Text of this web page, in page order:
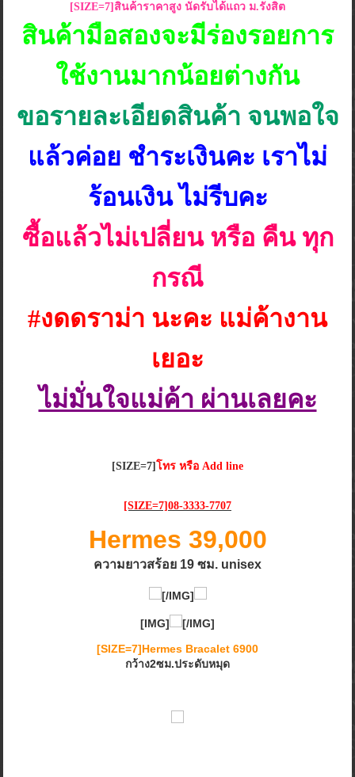
[SIZE=7]สินค้าราคาสูง นัดรับได้แถว ม.รังสิต
สินค้ามือสองจะมีร่องรอยการ
ใช้งานมากน้อยต่างกัน
ขอรายละเอียดสินค้า จนพอใจ
แล้วค่อย ชำระเงินคะ เราไม่
ร้อนเงิน ไม่รีบคะ
ซื้อแล้วไม่เปลี่ยน หรือ คืน ทุก
กรณี
#งดดราม่า นะคะ แม่ค้างาน
เยอะ
ไม่มั่นใจแม่ค้า ผ่านเลยคะ
[SIZE=7] โทร หรือ Add line
[SIZE=7]08-3333-7707
Hermes 39,000
ความยาวสร้อย 19 ซม. unisex
[/IMG]
[IMG]
[/IMG]
[SIZE=7]Hermes Bracalet 6900
กว้าง2ซม.ประดับหมุด